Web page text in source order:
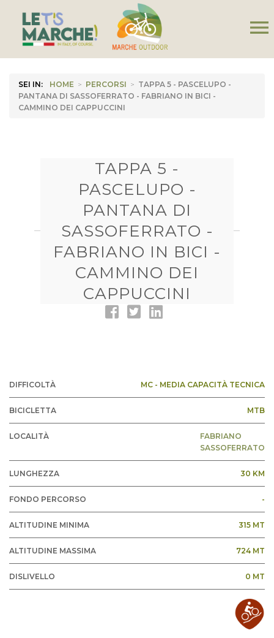
menu
SEI IN: HOME > PERCORSI > TAPPA 5 - PASCELUPO -
PANTANA DI SASSOFERRATO - FABRIANO IN BICI -
CAMMINO DEI CAPPUCCINI
TAPPA 5 -
PASCELUPO -
PANTANA DI
SASSOFERRATO -
FABRIANO IN BICI -
CAMMINO DEI
CAPPUCCINI
DIFFICOLTÀ MC - MEDIA CAPACITÀ TECNICA
BICICLETTA MTB
LOCALITÀ
FABRIANO
SASSOFERRATO
LUNGHEZZA 30 KM
FONDO PERCORSO -
ALTITUDINE MINIMA 315 MT
ALTITUDINE MASSIMA 724 MT
DISLIVELLO 0 MT